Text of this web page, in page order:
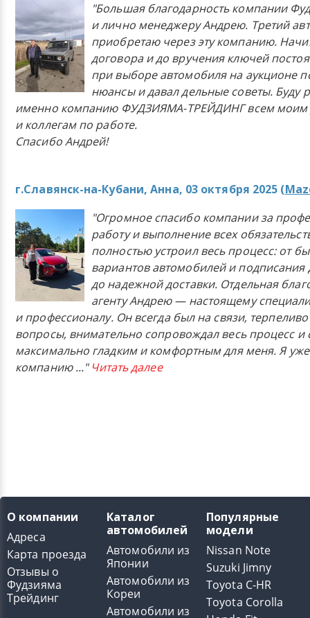
"Большая благодарность компании
и лично менеджеру Андрею. Третий
приобретаю через эту компанию.
договора и до вручения ключей
при выборе автомобиля на аукционе
нюансы и давал дельные советы. Буду
именно компанию ФУДЗИЯМА-ТРЕЙДИНГ всем моим
и коллегам по работе.
Спасибо Андрей!
г.Славянск-на-Кубани, Анна, 03 октября 2025 (
"Огромное спасибо компании за
работу и выполнение всех
полностью устроил весь процесс: от
вариантов автомобилей и подписания
до надежной доставки. Отдельная
агенту Андрею — настоящему
и профессионалу. Он всегда был на связи,
вопросы, внимательно сопровождал весь процесс и
максимально гладким и комфортным для меня. Я
компанию..." Читать далее
О компании
Адреса
Карта проезда
Отзывы о
Фудзияма
Трейдинг
Каталог
автомобилей
Автомобили из
Японии
Автомобили из
Кореи
Автомобили из
Популярные
модели
Nissan Note
Suzuki Jimny
Toyota C-HR
Toyota Corolla